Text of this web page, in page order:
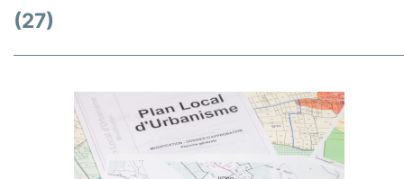
(27)